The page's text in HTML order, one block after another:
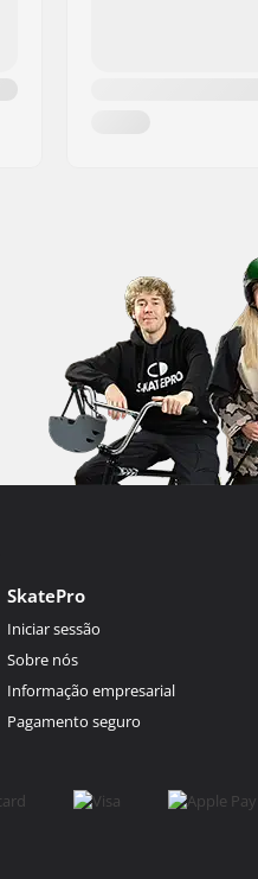
SkatePro
Iniciar sessão
Sobre nós
Informação empresarial
Pagamento seguro